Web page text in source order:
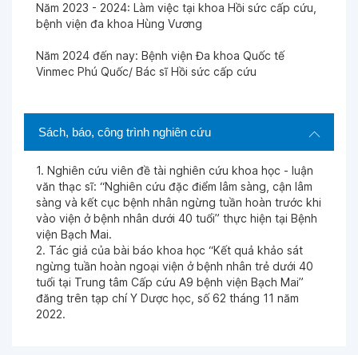
Năm 2023 - 2024: Làm việc tại khoa Hồi sức cấp cứu,
bệnh viện đa khoa Hùng Vương
Năm 2024 đến nay: Bệnh viện Đa khoa Quốc tế
Vinmec Phú Quốc/ Bác sĩ Hồi sức cấp cứu
Sách, báo, công trình nghiên cứu
1. Nghiên cứu viên đề tài nghiên cứu khoa học - luận
văn thạc sĩ: “Nghiên cứu đặc điểm lâm sàng, cận lâm
sàng và kết cục bệnh nhân ngừng tuần hoàn trước khi
vào viện ở bệnh nhân dưới 40 tuổi” thực hiện tại Bệnh
viện Bạch Mai.
2. Tác giả của bài báo khoa học “Kết quả khảo sát
ngừng tuần hoàn ngoại viện ở bệnh nhân trẻ dưới 40
tuổi tại Trung tâm Cấp cứu A9 bệnh viện Bạch Mai”
đăng trên tạp chí Y Dược học, số 62 tháng 11 năm
2022.